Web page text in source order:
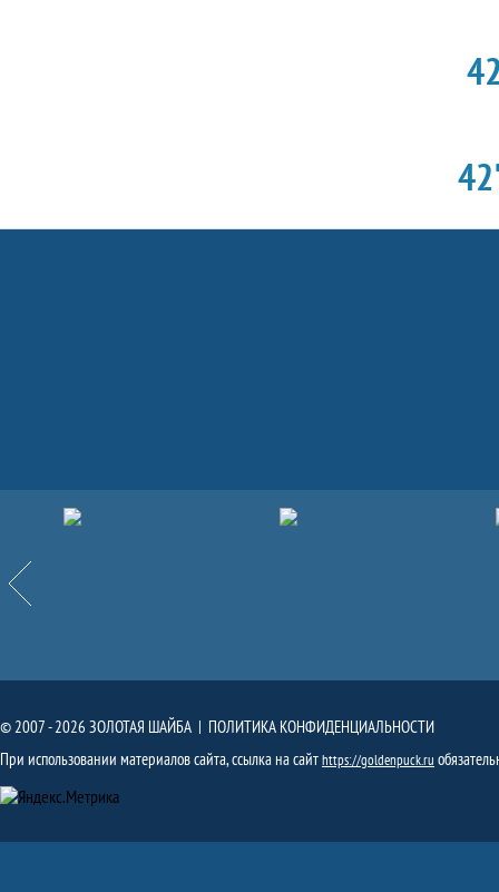
Назад
Партнёры
© 2007 - 2026 ЗОЛОТАЯ ШАЙБА | ПОЛИТИКА КОНФИДЕНЦИАЛЬНОСТИ
При использовании материалов сайта, ссылка на сайтhttps://goldenpuck.ru